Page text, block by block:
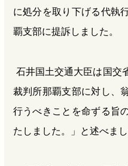
に処分を取り下げる代執
覇支部に提訴しました。
石井国土交通大臣は国交
裁判所那覇支部に対し、
行うべきことを命ずる旨
たしました。」と述べまし